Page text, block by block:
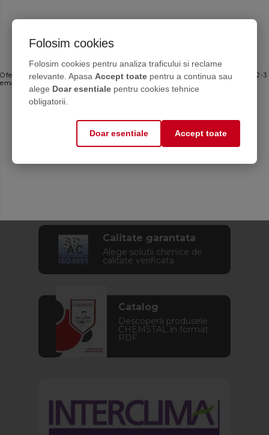
Calculator antigel
Calitate garantata
Alege solutii chimice de
calitate verificata
Catalog
Descoperă produsele
CHEMSTAL în format
PDF
Folosim cookies
Folosim cookies pentru analiza traficului si reclame
relevante. Apasa Accept toate pentru a continua sau
alege Doar esentiale pentru cookies tehnice
obligatorii.
Doar esentiale Accept toate
Ofertele bune, direct în inbox
Oferte personalizate și sfaturi de întreținere direct de la producător. Maximum 2-3
emailuri pe lună — fără spam.
Mă abonez